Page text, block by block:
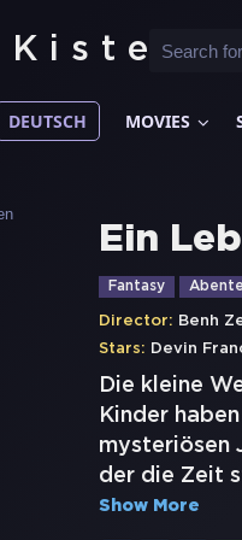
Kiste
DEUTSCH MOVIES
Ein
Fantasy
Director: Benh
Stars: Devin
Die kleine
Kinder
mysteriösen
der die Zeit
Show More